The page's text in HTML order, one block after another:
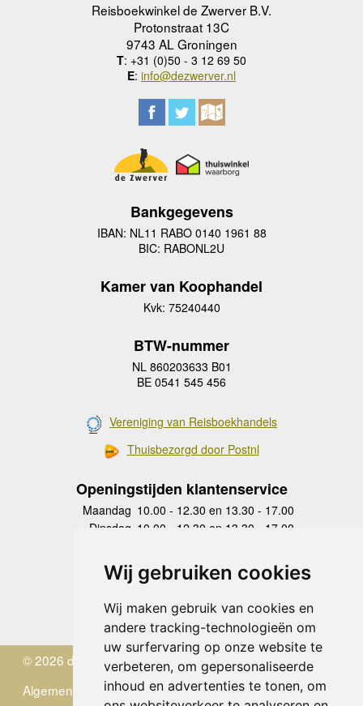
Wij gebruiken cookies
Wij maken gebruik van cookies en
andere tracking-technologieën om
uw surfervaring op onze website te
verbeteren, om gepersonaliseerde
inhoud en advertenties te tonen, om
Reisboekwinkel de Zwerver B.V.
Protonstraat 13C
9743 AL Groningen
T: +31 (0)50 - 3 12 69 50
E: info@dezwerver.nl
Bankgegevens
IBAN: NL11 RABO 0140 1961 88
BIC: RABONL2U
Kamer van Koophandel
Kvk: 75240440
BTW-nummer
NL 860203633 B01
BE 0541 545 456
Vereniging van Reisboekhandels
Thuisbezorgd door Postnl
Openingstijden klantenservice
Maandag 10.00 - 12.30 en 13.30 - 17.00
Dinsdag 10.00 - 12.30 en 13.30 - 17.00
Donderdag
10.00 - 12.30 en 13.30 - 17.00
Vrijdag 10.00 - 12.30 en 13.30 - 17.00
Zaterdag
gesloten
Zondag gesloten
© 2026 de Zwerver
Algemene Voorwaarden